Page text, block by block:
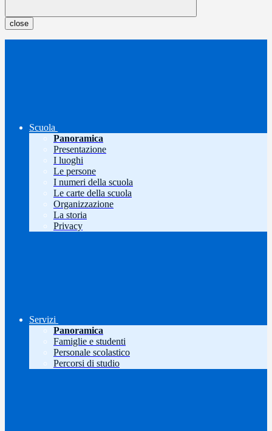
close
Scuola
Panoramica
Presentazione
I luoghi
Le persone
I numeri della scuola
Le carte della scuola
Organizzazione
La storia
Privacy
Servizi
Panoramica
Famiglie e studenti
Personale scolastico
Percorsi di studio